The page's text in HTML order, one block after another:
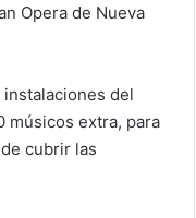
Opera de Nueva
del
músicos extra, para
cubrir las